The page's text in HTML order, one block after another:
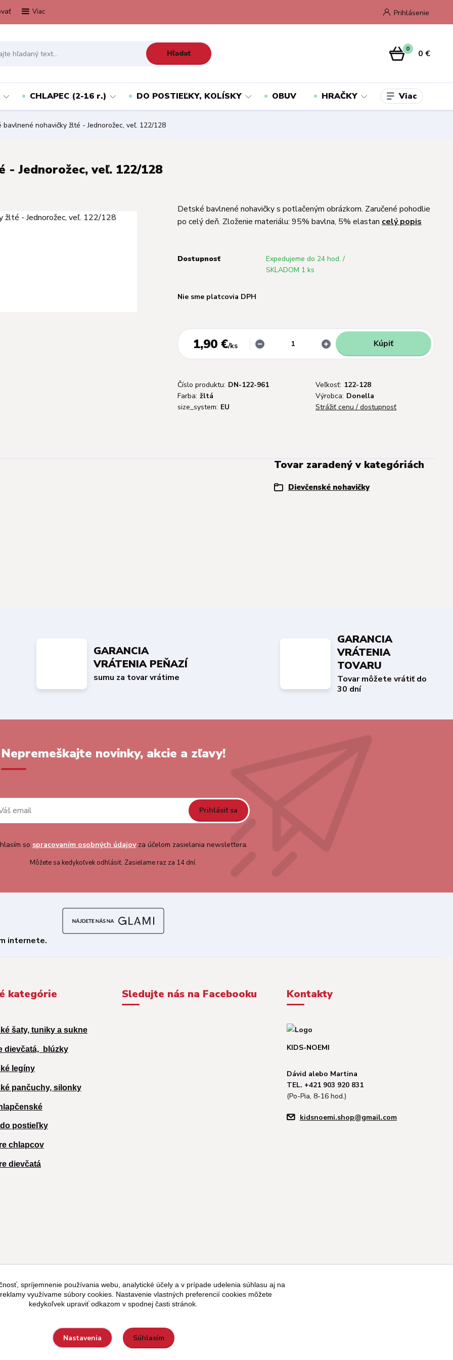
Viac Prihlásenie
Hľadať 0 0 €
CHLAPEC (2-16 r.) DO POSTIEĽKY, KOLÍSKY OBUV HRAČKY Viac
nohavičky žlté - Jednorožec, veľ. 122/128
- Jednorožec, veľ. 122/128
Detské bavlnené nohavičky s potlačeným obrázkom. Zaručené pohodlie
po celý deň. Zloženie materiálu: 95% bavlna, 5% elastan celý popis
Dostupnosť
Expedujeme do 24 hod. /
SKLADOM 1 ks
Nie sme platcovia DPH
1,90 €/ks Kúpiť
Číslo produktu: DN-122-961 Veľkosť: 122-128
Farba: žltá Výrobca: Donella
size_system: EU Strážiť cenu / dostupnosť
Tovar zaradený v kategóriách
Dievčenské nohavičky
GARANCIA
VRÁTENIA PEŇAZÍ
sumu za tovar vrátime
GARANCIA
VRÁTENIA
TOVARU
Tovar môžete vrátiť do
30 dní
Nepremeškajte novinky, akcie a zľavy!
Prihlásiť sa
so spracovaním osobných údajovza účelom zasielania newslettera.
Môžete sa kedykoľvek odhlásiť. Zasielame raz za 14 dní.
kategórie
šaty, tuniky a sukne
dievčatá, blúzky
legíny
pančuchy, silonky
postieľky
chlapcov
dievčatá
Sledujte nás na Facebooku Kontakty
KIDS-NOEMI
Dávid alebo Martina
TEL. +421 903 920 831
(Po-Pia, 8-16 hod.)
kidsnoemi.shop@gmail.com
spríjemnenie používania webu, analytické účely a v prípade udelenia súhlasu aj na
využívame súbory cookies. Nastavenie vlastných preferencií cookies môžete
kedykoľvek upraviť odkazom v spodnej časti stránok.
Nastavenia Súhlasím